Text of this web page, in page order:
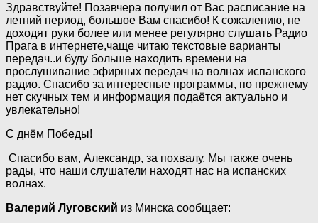
Здравствуйте! Позавчера получил от Вас расписание на
летний период, большое Вам спасибо! К сожалению, не
доходят руки более или менее регулярно слушать Радио
Прага в интернете,чаще читаю текстовые варианты
передач..и буду больше находить времени на
прослушивание эфирных передач на волнах испанского
радио. Спасибо за интересные программы, по прежнему
нет скучных тем и информация подаётся актуально и
увлекательно!
С днём Победы!
Спасибо вам, Александр, за похвалу. Мы также очень
рады, что наши слушатели находят нас на испанских
волнах.
Валерий Луговский из Минска сообщает: